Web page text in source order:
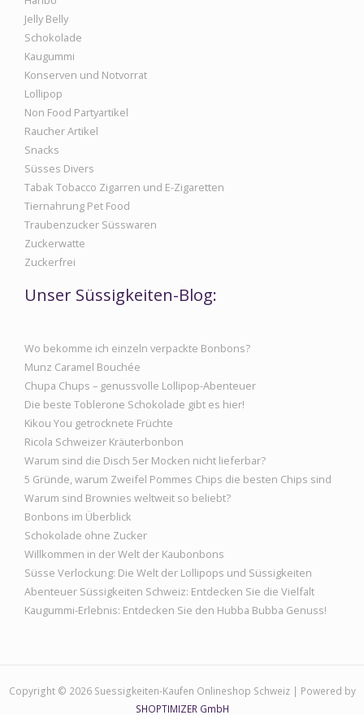
Jelly Belly
Schokolade
Kaugummi
Konserven und Notvorrat
Lollipop
Non Food Partyartikel
Raucher Artikel
Snacks
Süsses Divers
Tabak Tobacco Zigarren und E-Zigaretten
Tiernahrung Pet Food
Traubenzucker Süsswaren
Zuckerwatte
Zuckerfrei
Unser Süssigkeiten-Blog:
Wo bekomme ich einzeln verpackte Bonbons?
Munz Caramel Bouchée
Chupa Chups – genussvolle Lollipop-Abenteuer
Die beste Toblerone Schokolade gibt es hier!
Kikou You getrocknete Früchte
Ricola Schweizer Kräuterbonbon
Warum sind die Disch 5er Mocken nicht lieferbar?
5 Gründe, warum Zweifel Pommes Chips die besten Chips sind
Warum sind Brownies weltweit so beliebt?
Bonbons im Überblick
Schokolade ohne Zucker
Willkommen in der Welt der Kaubonbons
Süsse Verlockung: Die Welt der Lollipops und Süssigkeiten
Abenteuer Süssigkeiten Schweiz: Entdecken Sie die Vielfalt
Kaugummi-Erlebnis: Entdecken Sie den Hubba Bubba Genuss!
Copyright © 2026 Suessigkeiten-Kaufen Onlineshop Schweiz | Powered by
SHOPTIMIZER GmbH